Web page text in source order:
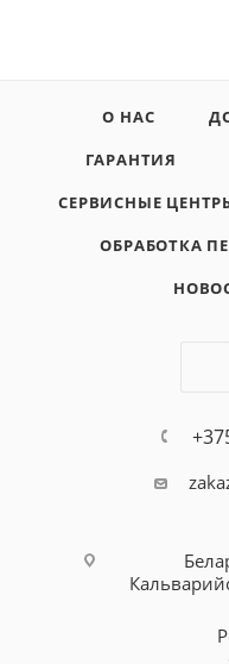
О НАС
ГАРАНТИЯ
СЕРВИСНЫЕ
ОБРАБОТКА